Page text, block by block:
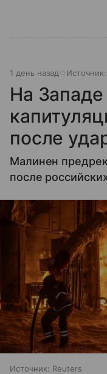
1 день назад Источник:
На
после
Малинен
после
Источник: Reuters